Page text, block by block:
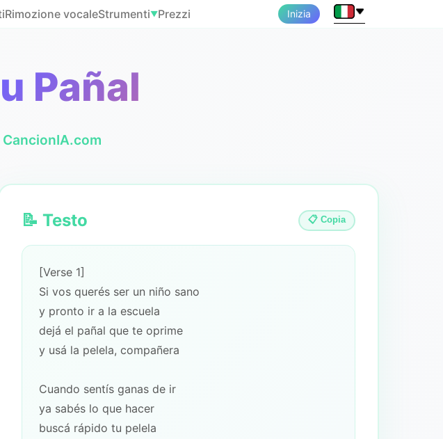
Rimozione vocaleStrumenti▼Prezzi Inizia
Pañal
CancionIA.com
📝 Testo 📋 Copia
[Verse 1]
Si vos querés ser un niño sano
y pronto ir a la escuela
dejá el pañal que te oprime
y usá la pelela, compañera
Cuando sentís ganas de ir
ya sabés lo que hacer
buscá rápido tu pelela